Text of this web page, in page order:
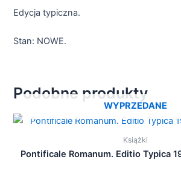
Edycja typiczna.
Stan: NOWE.
Podobne produkty
WYPRZEDANE
Książki
Pontificale Romanum. Editio Typica